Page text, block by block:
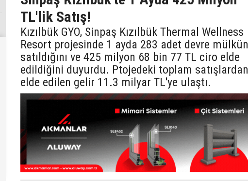
TL'lik Satış!
Kızılbük GYO, Sinpaş Kızılbük Thermal Wellness
Resort projesinde 1 ayda 283 adet devre mülkün
satıldığını ve 425 milyon 68 bin 77 TL ciro elde
edildiğini duyurdu. Ptojedeki toplam satışlardan
elde edilen gelir 11.3 milyar TL'ye ulaştı.